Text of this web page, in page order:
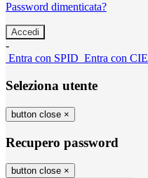
Password dimenticata?
-
Entra con SPID Entra con CIE
Seleziona utente
button close ×
Recupero password
button close ×